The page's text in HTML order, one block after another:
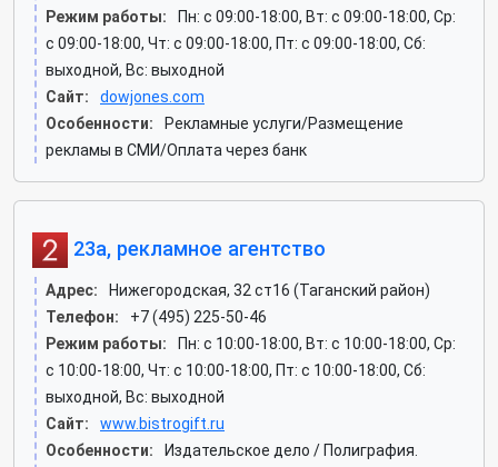
Режим работы:
Пн: c 09:00-18:00, Вт: c 09:00-18:00, Ср:
c 09:00-18:00, Чт: c 09:00-18:00, Пт: c 09:00-18:00, Сб:
выходной, Вс: выходной
Сайт:
dowjones.com
Особенности:
Рекламные услуги/Размещение
рекламы в СМИ/Оплата через банк
23а, рекламное агентство
Адрес:
Нижегородская, 32 ст16 (Таганский район)
Телефон:
+7 (495) 225-50-46
Режим работы:
Пн: c 10:00-18:00, Вт: c 10:00-18:00, Ср:
c 10:00-18:00, Чт: c 10:00-18:00, Пт: c 10:00-18:00, Сб:
выходной, Вс: выходной
Сайт:
www.bistrogift.ru
Особенности:
Издательское дело / Полиграфия.